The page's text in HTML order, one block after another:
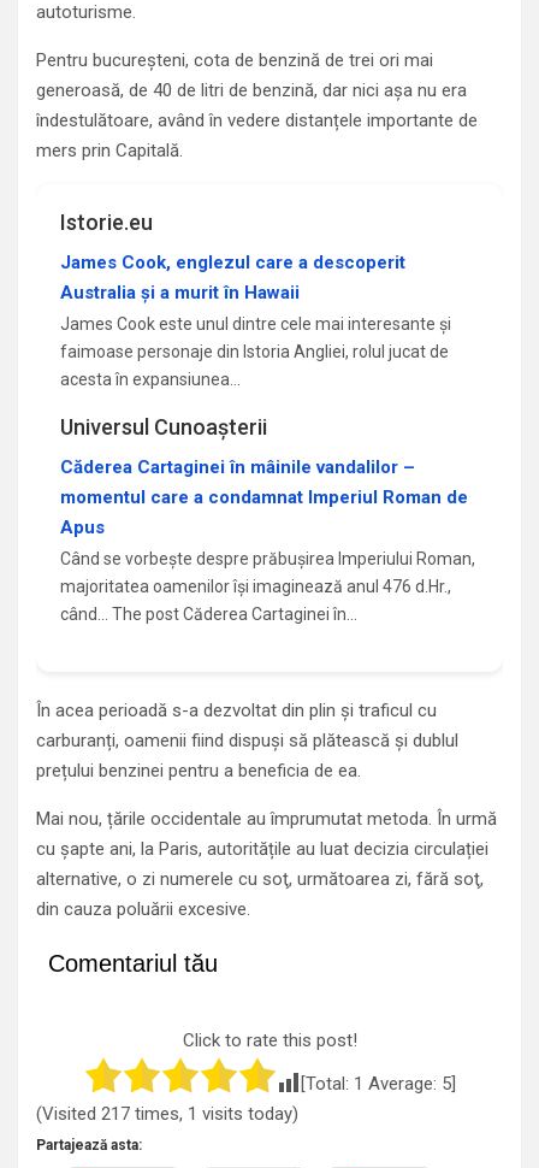
autoturisme.
Pentru bucureşteni, cota de benzină de trei ori mai
generoasă, de 40 de litri de benzină, dar nici așa nu era
îndestulătoare, având în vedere distanțele importante de
mers prin Capitală.
Istorie.eu
James Cook, englezul care a descoperit
Australia și a murit în Hawaii
James Cook este unul dintre cele mai interesante și
faimoase personaje din Istoria Angliei, rolul jucat de
acesta în expansiunea…
Universul Cunoașterii
Căderea Cartaginei în mâinile vandalilor –
momentul care a condamnat Imperiul Roman de
Apus
Când se vorbește despre prăbușirea Imperiului Roman,
majoritatea oamenilor își imaginează anul 476 d.Hr.,
când... The post Căderea Cartaginei în…
În acea perioadă s-a dezvoltat din plin și traficul cu
carburanți, oamenii fiind dispuși să plătească și dublul
prețului benzinei pentru a beneficia de ea.
Mai nou, țările occidentale au împrumutat metoda. În urmă
cu șapte ani, la Paris, autoritățile au luat decizia circulației
alternative, o zi numerele cu soţ, următoarea zi, fără soţ,
din cauza poluării excesive.
Comentariul tău
Click to rate this post!
[Total: 1 Average: 5]
(Visited 217 times, 1 visits today)
Partajează asta: